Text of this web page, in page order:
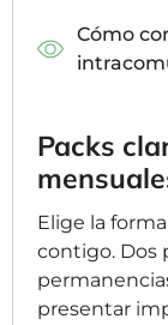
Cómo
Packs
Elige la
contigo. Dos
presentar